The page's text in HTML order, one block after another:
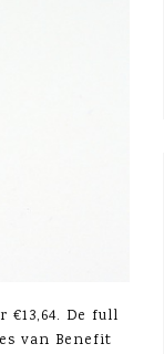
De full
van Benefit